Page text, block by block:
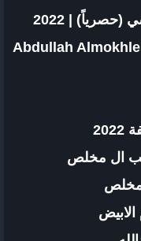
| 2022
Abdullah
ال مخلص
مخلص